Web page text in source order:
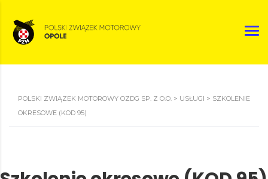
POLSKI ZWIĄZEK MOTOROWY OZDG SP. Z O.O. > USŁUGI > SZKOLENIE
OKRESOWE (KOD 95)